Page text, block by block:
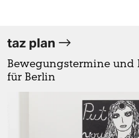
taz plan
Bewegungstermine und
für Berlin